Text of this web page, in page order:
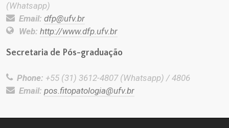
(Whatsapp)
Email: dfp@ufv.br
Web: http://www.dfp.ufv.br
Secretaria de Pós-graduação
Phone: +55 (31) 3612-4807 (Whatsapp) / 4806
Email: pos.fitopatologia@ufv.br